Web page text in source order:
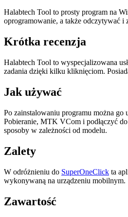
Halabtech Tool to prosty program na
oprogramowanie, a także odczytywać i
Krótka recenzja
Halabtech Tool to wyspecjalizowana
zadania dzięki kilku kliknięciom.
Jak używać
Po zainstalowaniu programu można
Pobieranie, MTK VCom i podłączyć
sposoby w zależności od modelu.
Zalety
W odróżnieniu do SuperOneClick ta
wykonywaną na urządzeniu mobilnym.
Zawartość